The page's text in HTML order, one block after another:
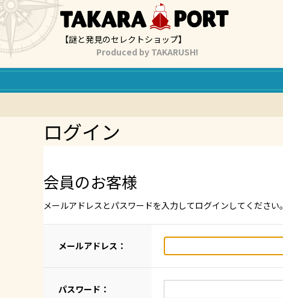
【謎と発見のセレクトショップ】
Produced by TAKARUSH!
ログイン
会員のお客様
メールアドレスとパスワードを入力してログインしてください。
メールアドレス：
パスワード：